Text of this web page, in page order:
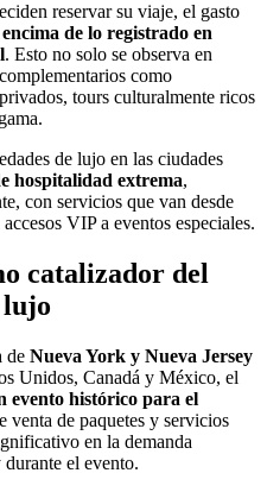
reservar su viaje, el gasto
de lo registrado en
. Esto no solo se observa en
como
tours culturalmente ricos
de lujo en las ciudades
hospitalidad extrema,
con servicios que van desde
VIP a eventos especiales.
catalizador del
de Nueva York y Nueva Jersey
Unidos, Canadá y México, el
evento histórico para el
venta de paquetes y servicios
en la demanda
durante el evento.